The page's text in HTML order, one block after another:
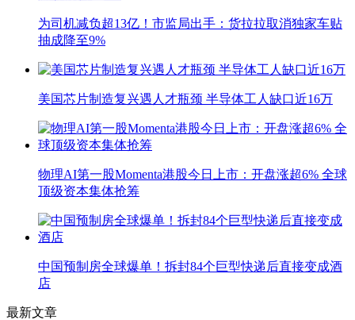
为司机减负超13亿！市监局出手：货拉拉取消独家车贴
抽成降至9%
美国芯片制造复兴遇人才瓶颈 半导体工人缺口近16万
物理AI第一股Momenta港股今日上市：开盘涨超6% 全球
顶级资本集体抢筹
中国预制房全球爆单！拆封84个巨型快递后直接变成酒
店
最新文章